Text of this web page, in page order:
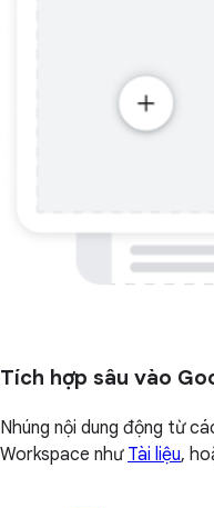
Tích hợp sâu vào
Nhúng nội dung động từ
Workspace như Tài liệu,